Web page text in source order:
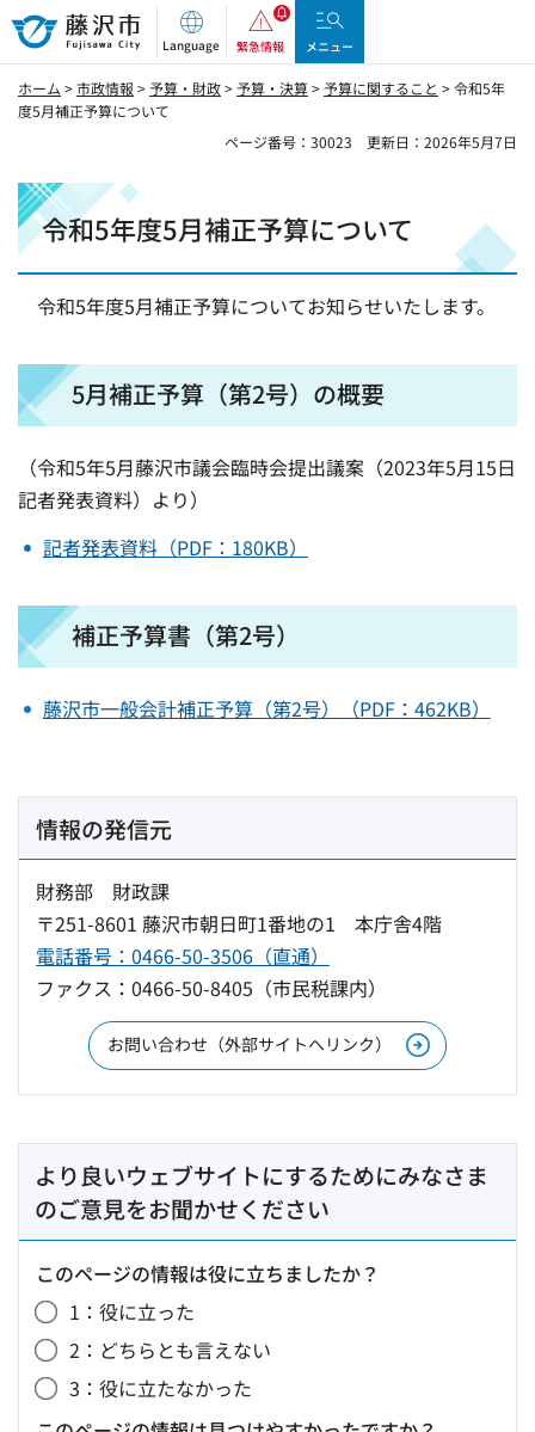
藤沢市
Language 緊急情報 メニュー
ホーム >市政情報 >予算・財政>予算・決算>予算に関すること > 令和5年
度5月補正予算について
ページ番号：30023
更新日：2026年5月7日
令和5年度5月補正予算について
令和5年度5月補正予算についてお知らせいたします。
5月補正予算（第2号）の概要
（令和5年5月藤沢市議会臨時会提出議案（2023年5月15日
記者発表資料）より）
記者発表資料（PDF：180KB）
補正予算書（第2号）
藤沢市一般会計補正予算（第2号）（PDF：462KB）
情報の発信元
財務部 財政課
〒251-8601 藤沢市朝日町1番地の1 本庁舎4階
電話番号：0466-50-3506（直通）
ファクス：0466-50-8405（市民税課内）
お問い合わせ（外部サイトへリンク）
より良いウェブサイトにするためにみなさま
のご意見をお聞かせください
このページの情報は役に立ちましたか？
1：役に立った
2：どちらとも言えない
3：役に立たなかった